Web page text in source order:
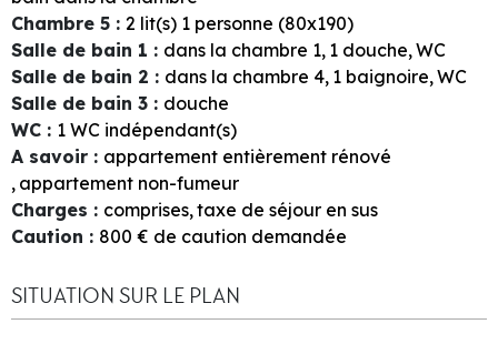
Chambre 5 : 2 lit(s) 1 personne (80x190)
Salle de bain 1 : dans la chambre 1 1 douche WC
Salle de bain 2 : dans la chambre 4 1 baignoire WC
Salle de bain 3 : douche
WC : 1 WC indépendant(s)
A savoir : appartement entièrement rénové
appartement non-fumeur
Charges : comprises taxe de séjour en sus
Caution : 800 € de caution demandée
SITUATION SUR LE PLAN